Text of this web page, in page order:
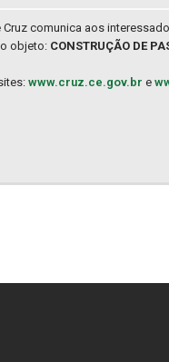
comunica aos
objeto: CONSTRUÇÃO DE
www.cruz.ce.gov.br e